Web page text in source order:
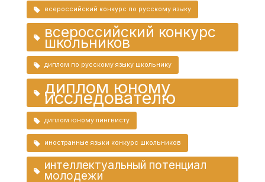
всероссийский конкурс по русскому языку
всероссийский конкурс
школьников
диплом по русскому языку школьнику
диплом юному
исследователю
диплом юному лингвисту
иностранные языки конкурс школьников
интеллектуальный потенциал
молодежи